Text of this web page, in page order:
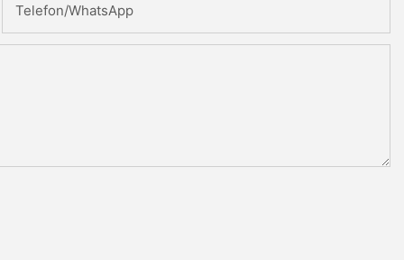
Telefon/WhatsApp